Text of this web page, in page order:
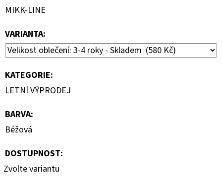
MIKK-LINE
VARIANTA:
KATEGORIE:
LETNÍ VÝPRODEJ
BARVA:
Béžová
DOSTUPNOST:
Zvolte variantu